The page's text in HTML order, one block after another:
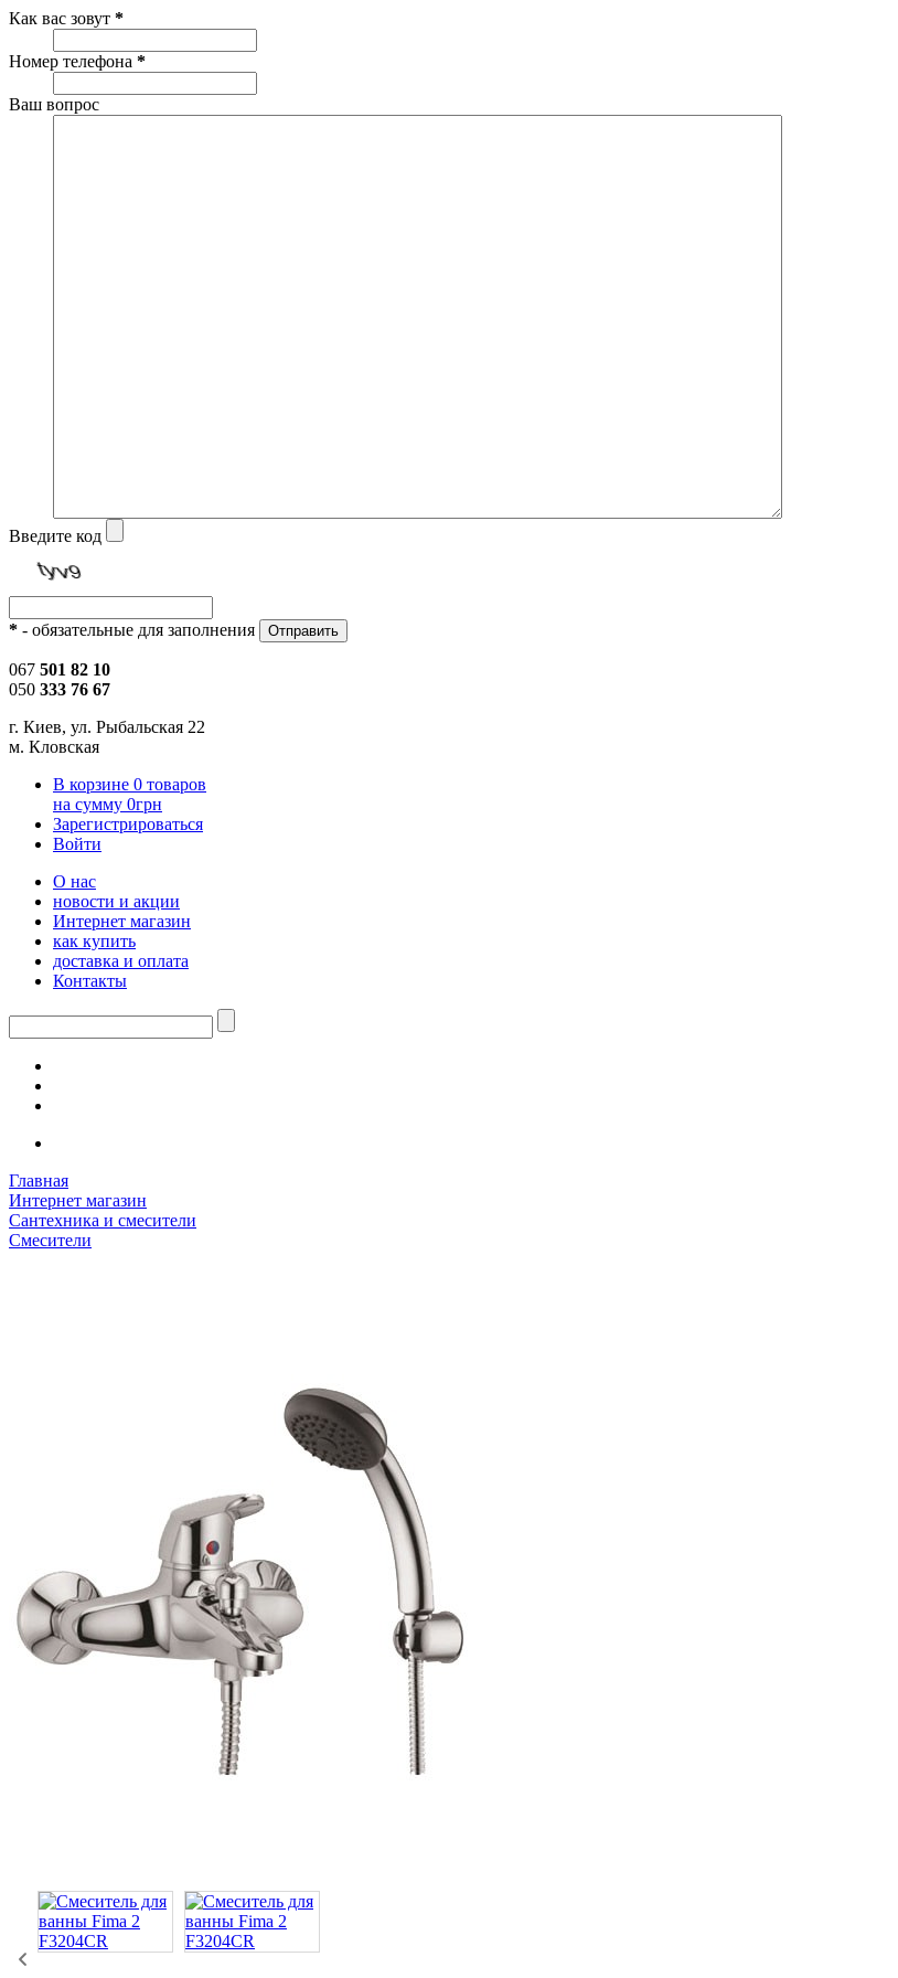
Как вас зовут *
Номер телефона *
Ваш вопрос
Введите код
* - обязательные для заполнения
067 501 82 10
050 333 76 67
г. Киев, ул. Рыбальская 22
м. Кловская
В корзине 0 товаров
на сумму 0грн
Зарегистрироваться
Войти
О нас
новости и акции
Интернет магазин
как купить
доставка и оплата
Контакты
Главная
Интернет магазин
Сантехника и смесители
Смесители